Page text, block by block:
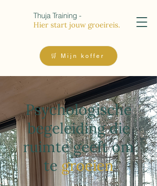
Thuja Training -
Hier start jouw groeireis.
🛒 Mijn koffer
Psychologische
begeleiding die
ruimte geeft om
tegroeien